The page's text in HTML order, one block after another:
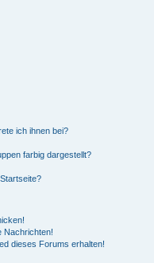
ich ihnen bei?
farbig dargestellt?
Nachrichten!
dieses Forums erhalten!